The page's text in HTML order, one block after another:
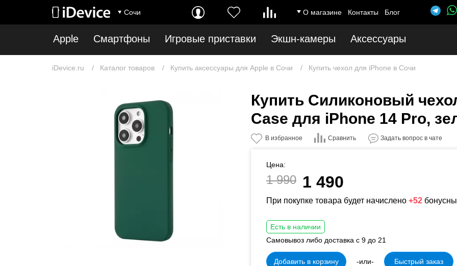
Сочи О магазине Контакты Блог
Apple Смартфоны Игровые приставки Экшн-камеры Аксессуары
iDevice.ru Каталог товаров Купить аксессуары для Apple в Сочи Купить чехол для iPhone в Сочи
Купить Силиконовый
Case для iPhone 14 Pro,
В избранное Сравнить Задать вопрос в чате
Цена:
1 990 1 490
При покупке товара будет начислено +52
Есть в наличии
Самовывоз либо доставка с 9 до 21
Добавить в корзину -или- Быстрый заказ